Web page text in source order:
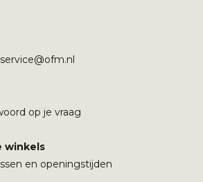
op je vraag
winkels
en openingstijden